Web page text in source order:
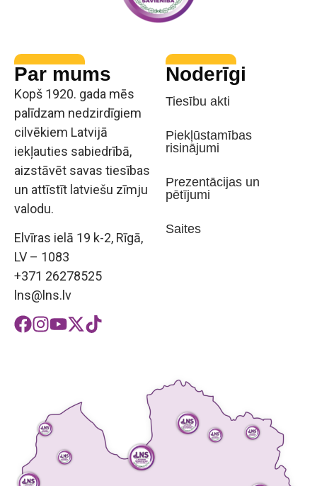
Par mums
Kopš 1920. gada mēs
palīdzam nedzirdīgiem
cilvēkiem Latvijā
iekļauties sabiedrībā,
aizstāvēt savas tiesības
un attīstīt latviešu zīmju
valodu.
Elvīras ielā 19 k-2, Rīgā,
LV – 1083
+371 26278525
lns@lns.lv
Noderīgi
Tiesību akti
Piekļūstamības
risinājumi
Prezentācijas un
pētījumi
Saites